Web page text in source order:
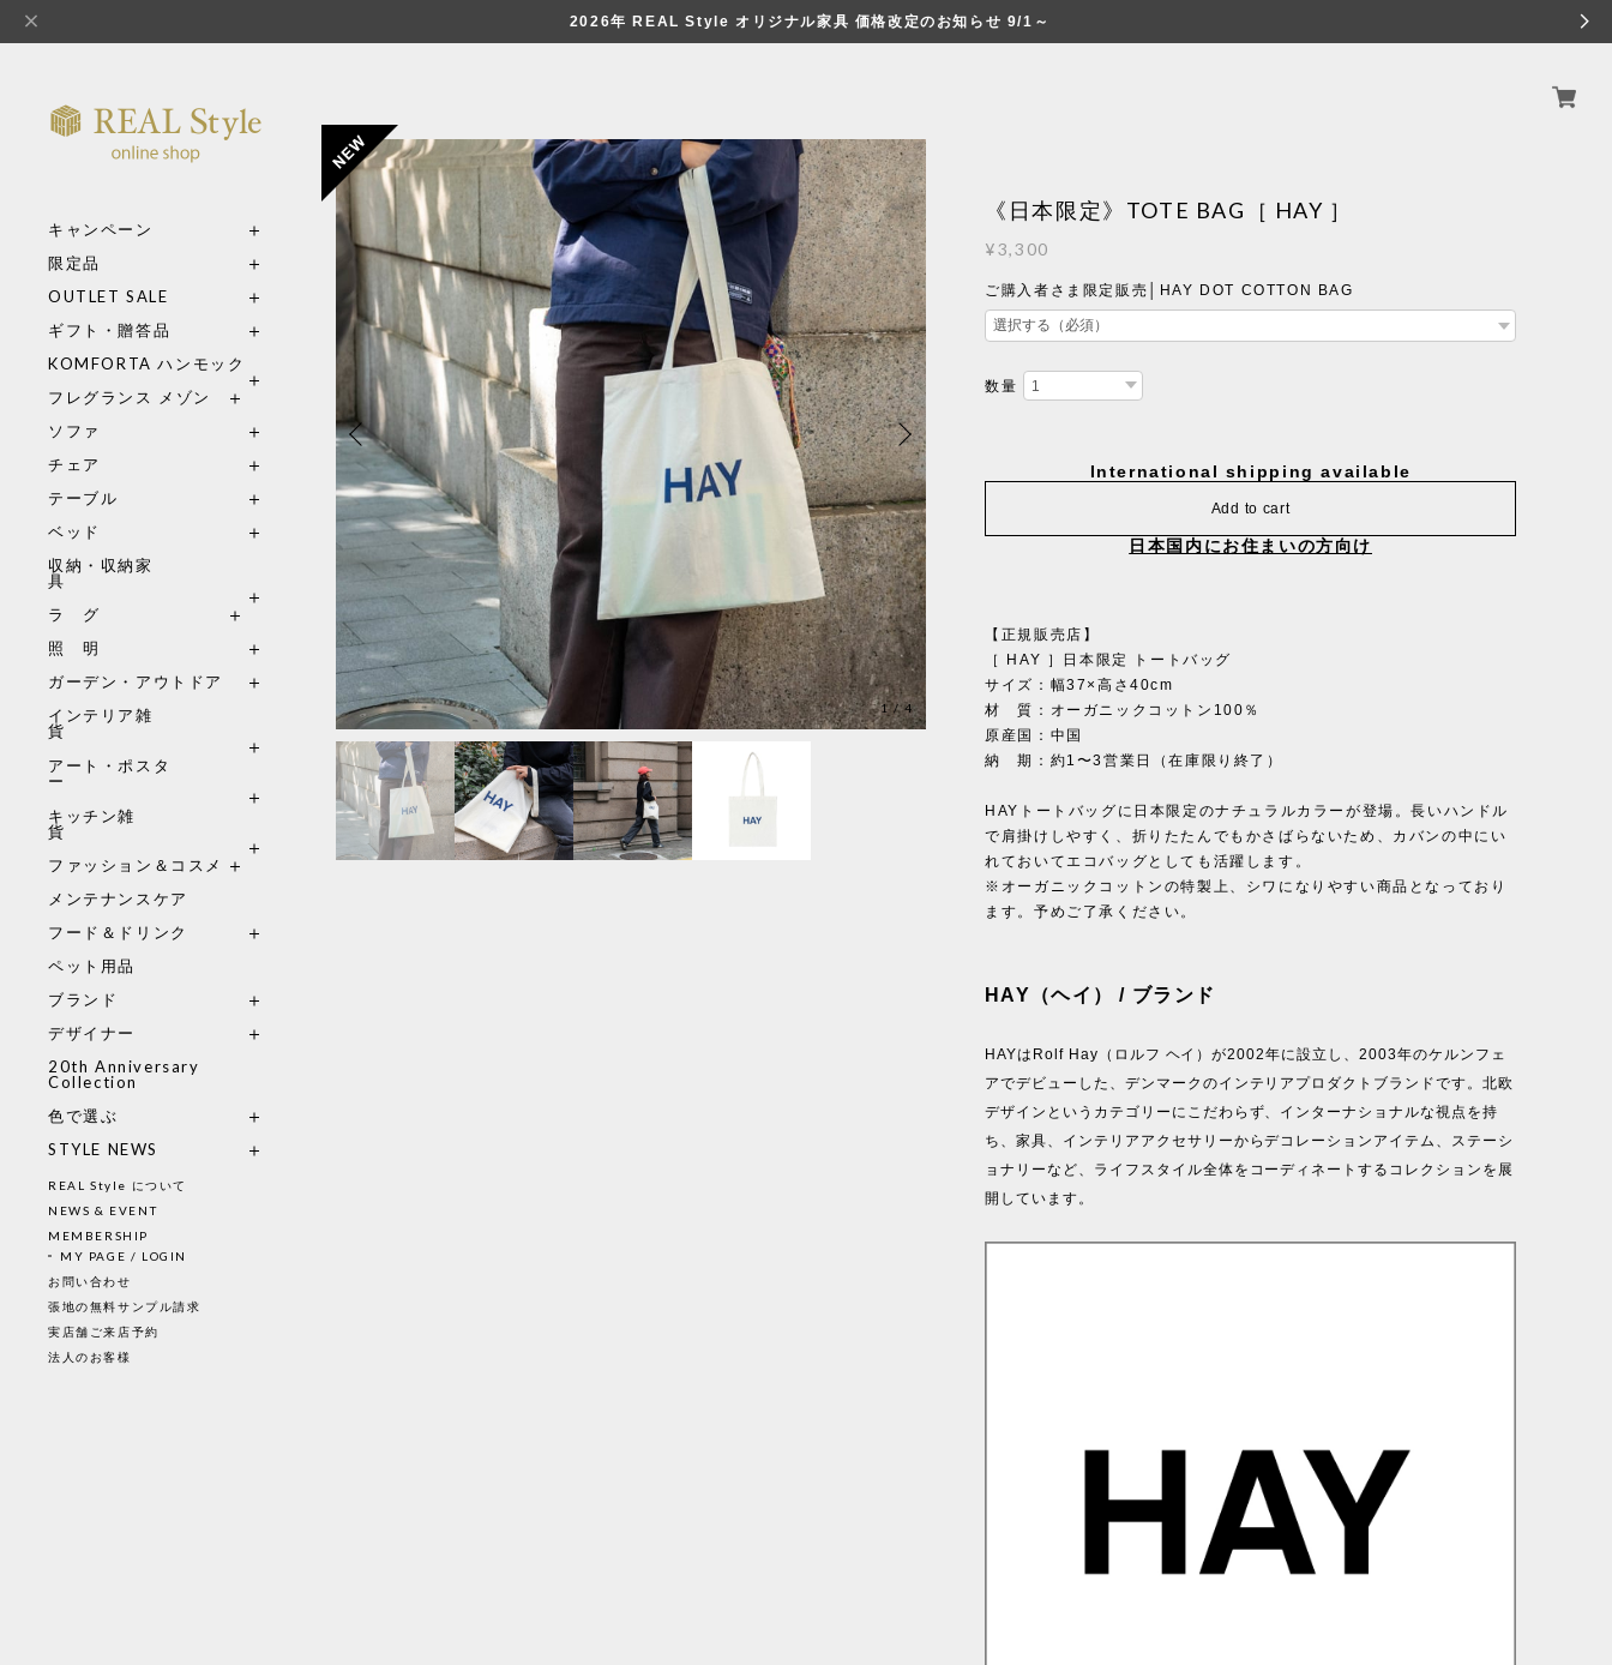
2026年 REAL Style オリジナル家具 価格改定のお知らせ 9/1～
キャンペーン
限定品
OUTLET SALE
ギフト・贈答品
KOMFORTA ハンモック
フレグランス メゾン
ソファ
チェア
テーブル
ベッド
収納・収納家
具
ラ グ
照 明
ガーデン・アウトドア
インテリア雑
貨
アート・ポスタ
ー
キッチン雑
貨
ファッション＆コスメ
メンテナンスケア
フード＆ドリンク
ペット用品
ブランド
デザイナー
20th Anniversary
Collection
色で選ぶ
STYLE NEWS
REAL Style について
NEWS & EVENT
MEMBERSHIP
MY PAGE / LOGIN
お問い合わせ
張地の無料サンプル請求
実店舗ご来店予約
法人のお客様
1/4
《日本限定》TOTE BAG［ HAY ］
¥3,300
ご購入者さま限定販売│HAY DOT COTTON BAG
数量
International shipping available
Add to cart
日本国内にお住まいの方向け
【正規販売店】
［ HAY ］日本限定 トートバッグ
サイズ：幅37×高さ40cm
材 質：オーガニックコットン100％
原産国：中国
納 期：約1〜3営業日（在庫限り終了）
HAYトートバッグに日本限定のナチュラルカラーが登場。長いハンドル
で肩掛けしやすく、折りたたんでもかさばらないため、カバンの中にい
れておいてエコバッグとしても活躍します。
※オーガニックコットンの特製上、シワになりやすい商品となっており
ます。予めご了承ください。
HAY（ヘイ） / ブランド
HAYはRolf Hay（ロルフ ヘイ）が2002年に設立し、2003年のケルンフェ
アでデビューした、デンマークのインテリアプロダクトブランドです。北欧
デザインというカテゴリーにこだわらず、インターナショナルな視点を持
ち、家具、インテリアアクセサリーからデコレーションアイテム、ステーシ
ョナリーなど、ライフスタイル全体をコーディネートするコレクションを展
開しています。